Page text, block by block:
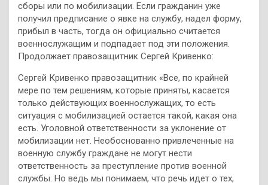
сборы или по мобилизации. Если гражданин уже
получил предписание о явке на службу, надел форму,
прибыл в часть, тогда он официально считается
военнослужащим и подпадает под эти положения.
Продолжает правозащитник Сергей Кривенко:
Сергей Кривенко правозащитник «Все, по крайней
мере по тем решениям, которые приняты, касается
только действующих военнослужащих, то есть
ситуация с мобилизацией остается такой, какая она
есть. Уголовной ответственности за уклонение от
мобилизации нет. Необоснованно привлеченные на
военную службу граждане не могут нести
ответственность за преступление против военной
службы. Но ведь мы понимаем, что речь идет о тех,